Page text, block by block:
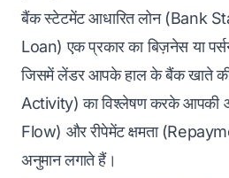
बैंक स्टेटमेंट आधारित लोन (Bank
Loan) एक प्रकार का बिज़नेस या
जिसमें लेंडर आपके हाल के बैंक खाते की
Activity) का विश्लेषण करके आपकी
Flow) और रीपेमेंट क्षमता
अनुमान लगाते हैं।